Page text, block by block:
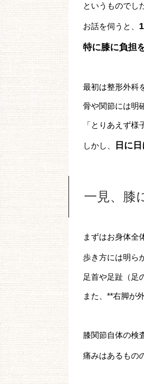
というものでし
お話を伺うと、
特に膝に負担
最初は整形外科
骨や関節には明
「とりあえず様
しかし、 日に
一見、膝
まずはお身体全
歩き方には明ら
足首や足趾（足
また、**右脚が
膝関節自体の検
痛みはあるもの